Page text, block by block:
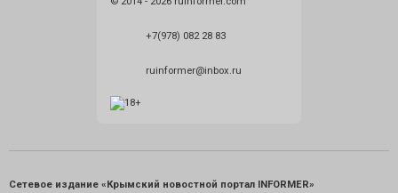
+7(978) 082 28 83
ruinformer@inbox.ru
Сетевое издание «Крымский новостной портал INFORMER»